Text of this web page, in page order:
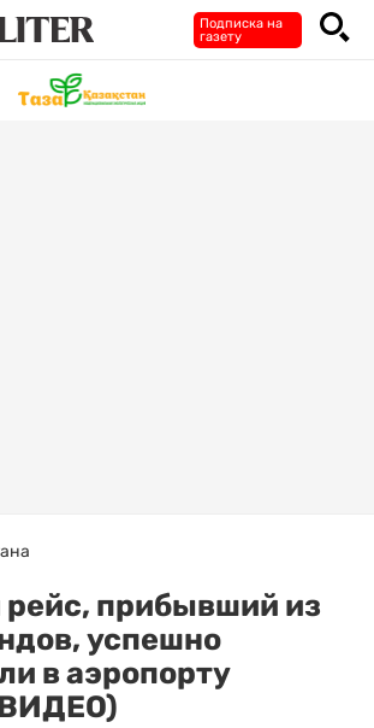
Подписка на
газету
рейс, прибывший из
успешно
в аэропорту